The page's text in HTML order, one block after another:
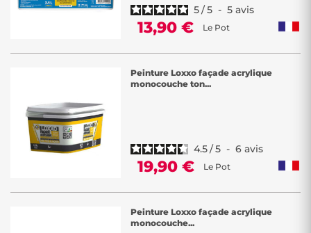
5/5 - 5 avis
13,90 € Le Pot
Peinture Loxxo façade acrylique
monocouche ton...
4.5/5 - 6 avis
19,90 € Le Pot
Peinture Loxxo façade acrylique
monocouche...